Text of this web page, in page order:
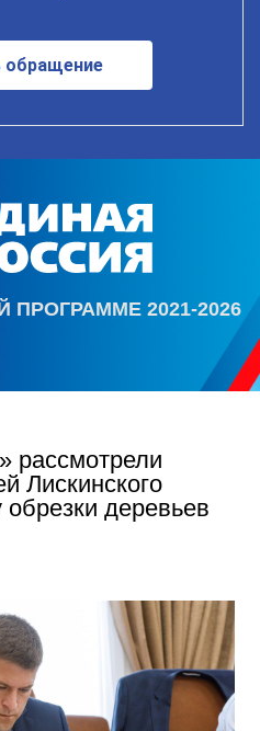
обращение
2021-2026
рассмотрели
Лискинского
деревьев